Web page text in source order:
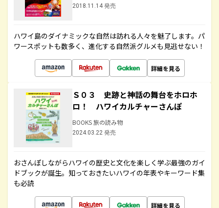
2018.11.14 発売
ハワイ島のダイナミックな自然は訪れる人々を魅了します。パ
ワースポットも数多く、進化する自然派グルメも見逃せない！
詳細を見る
Ｓ０３ 史跡と神話の舞台をホロホ
ロ！ ハワイカルチャーさんぽ
BOOKS 旅の読み物
2024.03.22 発売
おさんぽしながらハワイの歴史と文化を楽しく学ぶ最強のガイ
ドブックが誕生。知っておきたいハワイの年表やキーワード集
も必読
詳細を見る